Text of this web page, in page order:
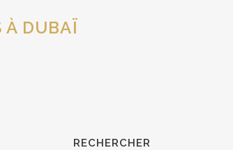
À DUBAÏ
RECHERCHER